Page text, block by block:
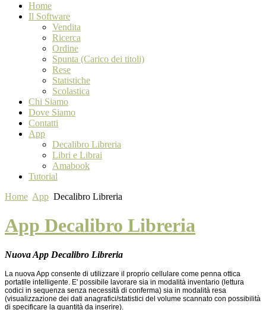
Home
Il Software
Vendita
Ricerca
Ordine
Spunta (Carico dei titoli)
Rese
Statistiche
Scolastica
Chi Siamo
Dove Siamo
Contatti
App
Decalibro Libreria
Libri e Librai
Amabook
Tutorial
Home App Decalibro Libreria
App Decalibro Libreria
Nuova App Decalibro Libreria
La nuova App consente di utilizzare il proprio cellulare come penna ottica
portatile intelligente. E' possibile lavorare sia in modalità inventario (lettura
codici in sequenza senza necessità di conferma) sia in modalità resa
(visualizzazione dei dati anagrafici/statistici del volume scannato con possibilità
di specificare la quantità da inserire).